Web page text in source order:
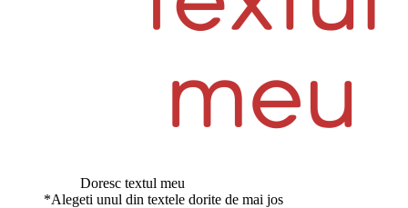
Doresc textul meu
*Alegeti unul din textele dorite de mai jos